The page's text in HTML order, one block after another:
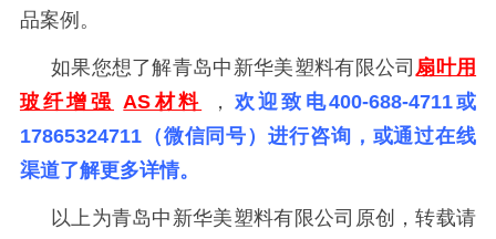
品案例。
如果您想了解青岛中新华美塑料有限公司 扇叶用
玻纤增强 AS材料 ， 欢迎致电400-688-4711或
17865324711（微信同号）进行咨询，或通过在线
渠道了解更多详情。
以上为青岛中新华美塑料有限公司原创，转载请